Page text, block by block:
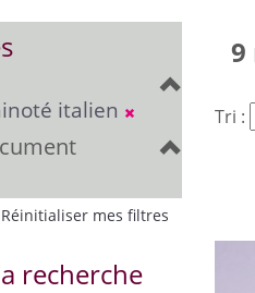
italien
Réinitialiser mes filtres
recherche
9
Tri :